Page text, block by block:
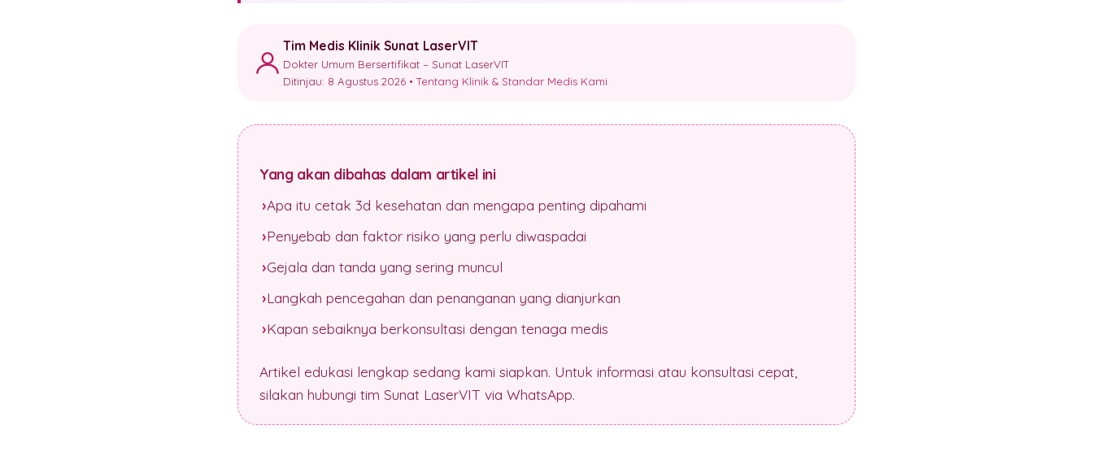
Tim Medis Klinik Sunat LaserVIT
Dokter Umum Bersertifikat – Sunat LaserVIT
Ditinjau: 8 Agustus 2026 •Tentang Klinik & Standar Medis Kami
Yang akan dibahas dalam artikel ini
Apa itu cetak 3d kesehatan dan mengapa penting dipahami
Penyebab dan faktor risiko yang perlu diwaspadai
Gejala dan tanda yang sering muncul
Langkah pencegahan dan penanganan yang dianjurkan
Kapan sebaiknya berkonsultasi dengan tenaga medis
Artikel edukasi lengkap sedang kami siapkan. Untuk informasi atau konsultasi cepat,
silakan hubungi tim Sunat LaserVIT via WhatsApp.